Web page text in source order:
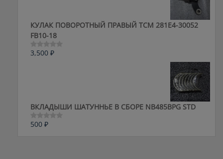
КУЛАК ПОВОРОТНЫЙ ПРАВЫЙ ТСМ 281E4-30052
FB10-18
Оценка
3,500 ₽
ВКЛАДЫШИ ШАТУННЬЕ В СБОРЕ NB485BPG STD
Оценка
500 ₽